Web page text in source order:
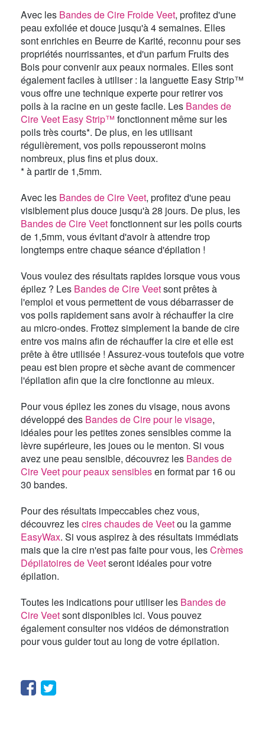
Avec les Bandes de Cire Froide Veet, profitez d'une
peau exfoliée et douce jusqu'à 4 semaines. Elles
sont enrichies en Beurre de Karité, reconnu pour ses
propriétés nourrissantes, et d'un parfum Fruits des
Bois pour convenir aux peaux normales. Elles sont
également faciles à utiliser : la languette Easy Strip™
vous offre une technique experte pour retirer vos
poils à la racine en un geste facile. Les Bandes de
Cire Veet Easy Strip™ fonctionnent même sur les
poils très courts*. De plus, en les utilisant
régulièrement, vos poils repousseront moins
nombreux, plus fins et plus doux.
* à partir de 1,5mm.
Avec les Bandes de Cire Veet, profitez d'une peau
visiblement plus douce jusqu'à 28 jours. De plus, les
Bandes de Cire Veetfonctionnent sur les poils courts
de 1,5mm, vous évitant d'avoir à attendre trop
longtemps entre chaque séance d'épilation !
Vous voulez des résultats rapides lorsque vous vous
épilez ? Les Bandes de Cire Veetsont prêtes à
l'emploi et vous permettent de vous débarrasser de
vos poils rapidement sans avoir à réchauffer la cire
au micro-ondes. Frottez simplement la bande de cire
entre vos mains afin de réchauffer la cire et elle est
prête à être utilisée ! Assurez-vous toutefois que votre
peau est bien propre et sèche avant de commencer
l'épilation afin que la cire fonctionne au mieux.
Pour vous épilez les zones du visage, nous avons
développé des Bandes de Cire pour le visage,
idéales pour les petites zones sensibles comme la
lèvre supérieure, les joues ou le menton. Si vous
avez une peau sensible, découvrez les Bandes de
Cire Veet pour peaux sensiblesen format par 16 ou
30 bandes.
Pour des résultats impeccables chez vous,
découvrez lescires chaudes de Veetou la gamme
EasyWax. Si vous aspirez à des résultats immédiats
mais que la cire n'est pas faite pour vous, lesCrèmes
Dépilatoires de Veetseront idéales pour votre
épilation.
Toutes les indications pour utiliser les Bandes de
Cire Veetsont disponibles ici. Vous pouvez
également consulter nos vidéos de démonstration
pour vous guider tout au long de votre épilation.
Facebook
Twitter